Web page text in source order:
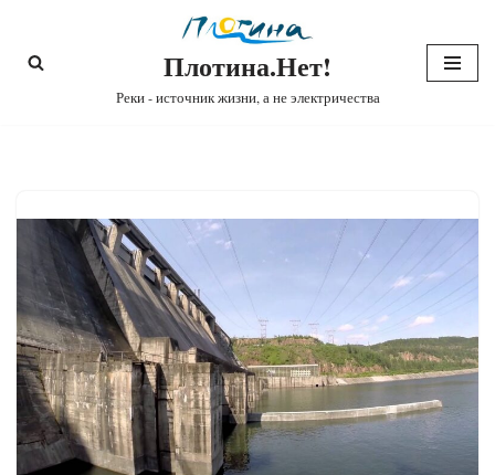
Перейти
Плотина.Нет!
Реки - источник жизни, а не электричества